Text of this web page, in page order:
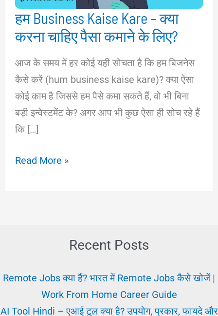
हम Business Kaise Kare – क्या
करना चाहिए पैसा कमाने के लिए?
आज के समय में हर कोई यही सोचता है कि हम बिजनेस
कैसे करें (hum business kaise kare)? क्या ऐसा
कोई काम है जिससे हम पैसे कमा सकते हैं, वो भी बिना
बड़ी इन्वेस्टमेंट के? अगर आप भी कुछ ऐसा ही सोच रहे हैं
कि […]
हम
चाहिए
कमाने
Read More »
Recent Posts
Remote Jobs क्या हैं? भारत में Remote Jobs कैसे खोजें |
Work From Home Career Guide
AI Tool Hindi – एआई टूल क्या है? उपयोग, प्रकार, फायदे और